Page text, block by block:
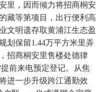
里，因而倾力将招商桐安
藏等第项目，出行便利高
文明遗存取黄浦江生态盈
划保留1.44万平方米里弄
招商桐安里售楼处德律
前来电预定登记。从焦
进一步升级跨江通勤效